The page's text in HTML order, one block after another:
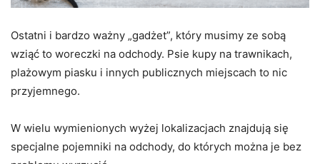
Ostatni i bardzo ważny „gadżet”, który musimy ze sobą
wziąć to woreczki na odchody. Psie kupy na trawnikach,
plażowym piasku i innych publicznych miejscach to nic
przyjemnego.
W wielu wymienionych wyżej lokalizacjach znajdują się
specjalne pojemniki na odchody, do których można je bez